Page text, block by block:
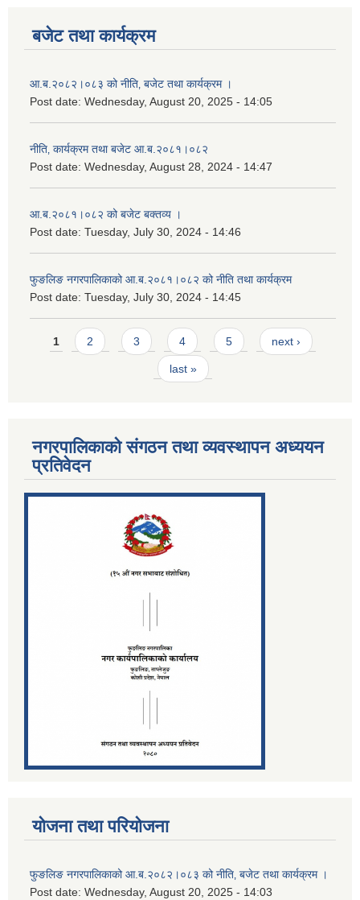
बजेट तथा कार्यक्रम
आ.ब.२०८२।०८३ को नीति‚ बजेट तथा कार्यक्रम ।
Post date: Wednesday, August 20, 2025 - 14:05
नीति‚ कार्यक्रम तथा बजेट आ.ब.२०८१।०८२
Post date: Wednesday, August 28, 2024 - 14:47
आ.ब.२०८१।०८२ को बजेट बक्तव्य ।
Post date: Tuesday, July 30, 2024 - 14:46
फुङलिङ नगरपालिकाको आ.ब.२०८१।०८२ को नीति तथा कार्यक्रम
Post date: Tuesday, July 30, 2024 - 14:45
Pages
1 2 3 4 5 next ›
last »
नगरपालिकाको संगठन तथा व्यवस्थापन अध्ययन
प्रतिवेदन
योजना तथा परियोजना
फुङलिङ नगरपालिकाको आ.ब.२०८२।०८३ को नीति‚ बजेट तथा कार्यक्रम ।
Post date: Wednesday, August 20, 2025 - 14:03